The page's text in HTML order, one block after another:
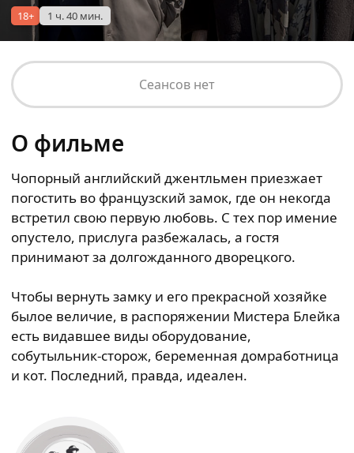
18+ 1 ч. 40 мин.
Сеансов нет
О фильме
Чопорный английский джентльмен приезжает
погостить во французский замок, где он некогда
встретил свою первую любовь. С тех пор имение
опустело, прислуга разбежалась, а гостя
принимают за долгожданного дворецкого.
Чтобы вернуть замку и его прекрасной хозяйке
былое величие, в распоряжении Мистера Блейка
есть видавшее виды оборудование,
собутыльник-сторож, беременная домработница
и кот. Последний, правда, идеален.